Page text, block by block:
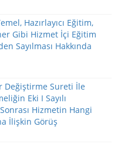
Hazırlayıcı Eğitim,
Gibi Hizmet İçi Eğitim
Sayılması Hakkında
Değiştirme Sureti İle
Eki I Sayılı
Hizmetin Hangi
İlişkin Görüş